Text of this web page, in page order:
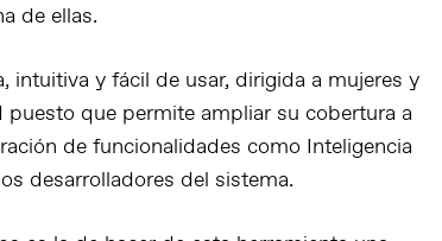
de ellas.
intuitiva y fácil de usar, dirigida a mujeres y
que permite ampliar su cobertura a
de funcionalidades como Inteligencia
desarrolladores del sistema.